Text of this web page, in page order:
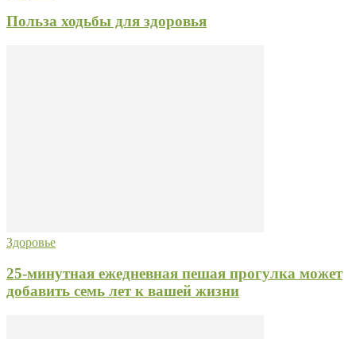
Польза ходьбы для здоровья
Здоровье
25-минутная ежедневная пешая прогулка может
добавить семь лет к вашей жизни